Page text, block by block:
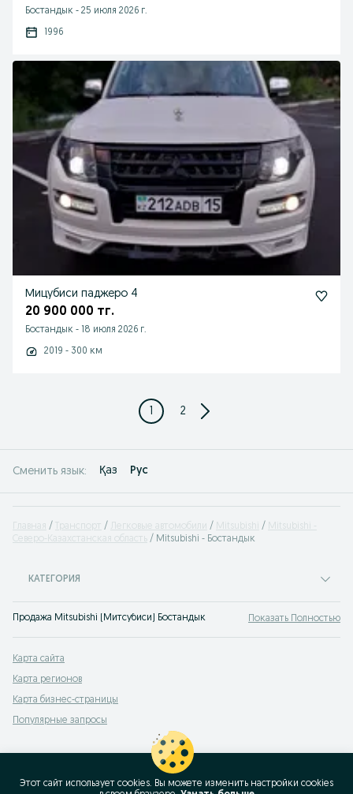
Бостандык - 25 июля 2026 г.
1996
Мицубиси паджеро 4
20 900 000 тг.
Бостандык - 18 июля 2026 г.
2019 - 300 км
1 2
Сменить язык: Қаз Рус
Главная Транспорт Легковые автомобили Mitsubishi
Mitsubishi -
Северо-Казахстанская область
Mitsubishi - Бостандык
КАТЕГОРИЯ
Продажа Mitsubishi (Митсубиси) Бостандык Показать Полностью
Карта сайта
Карта регионов
Карта бизнес-страницы
Популярные запросы
Этот сайт использует cookies. Вы можете изменить настройки cookies